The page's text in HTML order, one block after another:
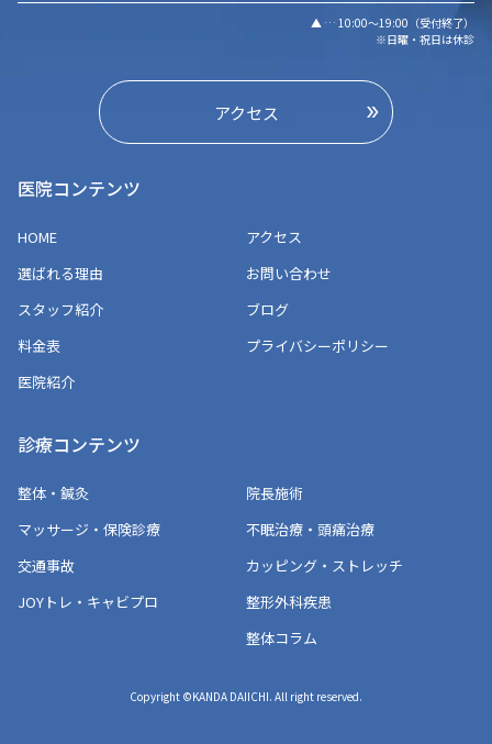
▲ … 10:00～19:00（受付終了）
※日曜・祝日は休診
アクセス
医院コンテンツ
HOME
選ばれる理由
スタッフ紹介
料金表
医院紹介
アクセス
お問い合わせ
ブログ
プライバシーポリシー
診療コンテンツ
整体・鍼灸
マッサージ・保険診療
交通事故
JOYトレ・キャビプロ
院長施術
不眠治療・頭痛治療
カッピング・ストレッチ
整形外科疾患
整体コラム
Copyright ©KANDA DAIICHI. All right reserved.